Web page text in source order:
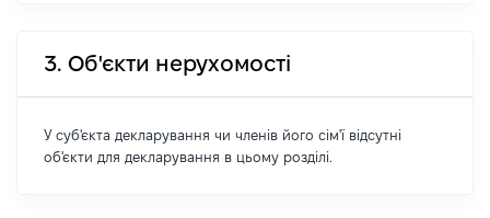
3. Об'єкти нерухомості
У суб'єкта декларування чи членів його сім'ї відсутні
об'єкти для декларування в цьому розділі.